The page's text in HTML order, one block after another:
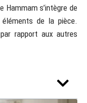
Hammam s’intègre de
de la pièce.
rapport aux autres